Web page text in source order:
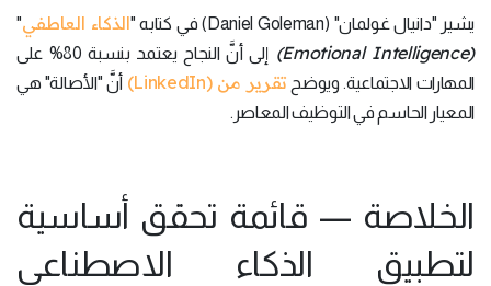
يشير "دانيال غولمان" (Daniel Goleman) في كتابه " الذكاء العاطفي"
(Emotional Intelligence)
إلى أنَّ النجاح يعتمد بنسبة 80% على
المهارات الاجتماعية. ويوضح تقرير من (LinkedIn)
أنَّ "الأصالة" هي
المعيار الحاسم في التوظيف المعاصر.
الخلاصة — قائمة تحقق أساسية
لتطبيق الذكاء الاصطناعي